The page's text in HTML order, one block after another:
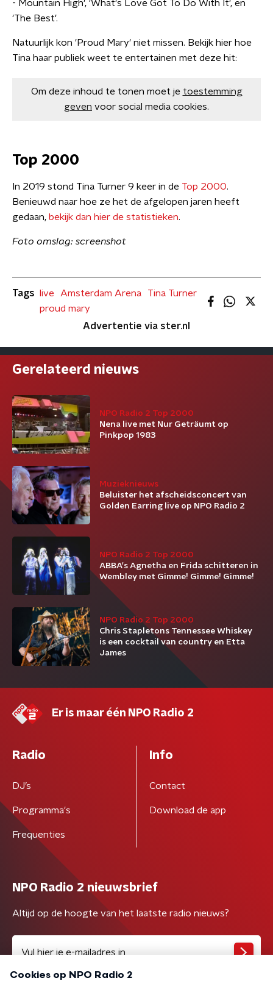
- Mountain High', 'What's Love Got To Do With It', en
'The Best'.
Natuurlijk kon 'Proud Mary' niet missen. Bekijk hier hoe
Tina haar publiek weet te entertainen met deze hit:
Om deze inhoud te tonen moet je toestemming
geven voor social media cookies.
Top 2000
In 2019 stond Tina Turner 9 keer in de Top 2000.
Benieuwd naar hoe ze het de afgelopen jaren heeft
gedaan, bekijk dan hier de statistieken.
Foto omslag: screenshot
Tags live Amsterdam Arena
Tina Turner
proud mary
Advertentie via ster.nl
Gerelateerd nieuws
NPO Radio 2 Top 2000
Nena live met Nur Geträumt op
Pinkpop 1983
Muzieknieuws
Beluister het afscheidsconcert van
Golden Earring live op NPO Radio 2
NPO Radio 2 Top 2000
ABBA's Agnetha en Frida schitteren in
Wembley met Gimme! Gimme! Gimme!
NPO Radio 2 Top 2000
Chris Stapletons Tennessee Whiskey
is een cocktail van country en Etta
James
Er is maar één NPO Radio 2
Radio
DJ’s
Programma's
Frequenties
Info
Contact
Download de app
NPO Radio 2 nieuwsbrief
Altijd op de hoogte van het laatste radio nieuws?